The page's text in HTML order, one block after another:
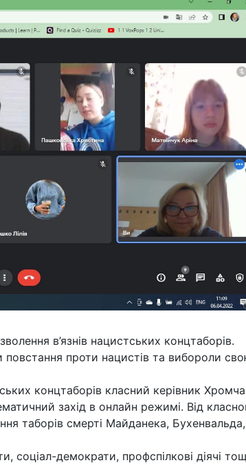
в’язнів нацистських концтаборів.
повстання проти нацистів та вибороли
концтаборів класний керівник
захід в онлайн режимі. Від
таборів смерті Майданека, Бухенвальда,
соціал-демократи, профспілкові діячі